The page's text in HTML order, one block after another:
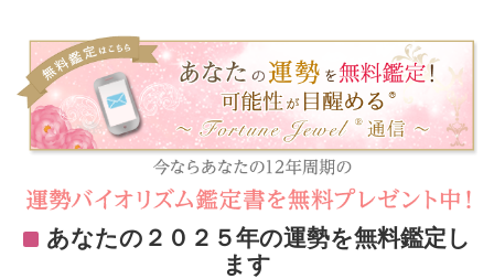
あなたの２０２５年の運勢を無料鑑定し
ます